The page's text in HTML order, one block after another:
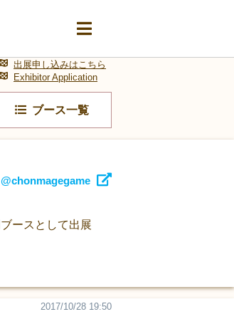
ブース一覧
出展申し込みはこちら
Exhibitor Application
@chonmagegame
ースとして出展
2017/10/28 19:50